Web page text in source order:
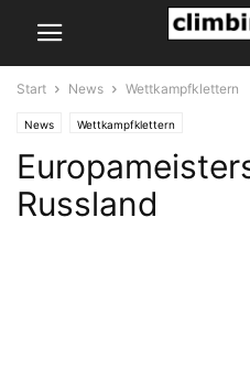
Start News Wettkampfklettern
News Wettkampfklettern
Russland